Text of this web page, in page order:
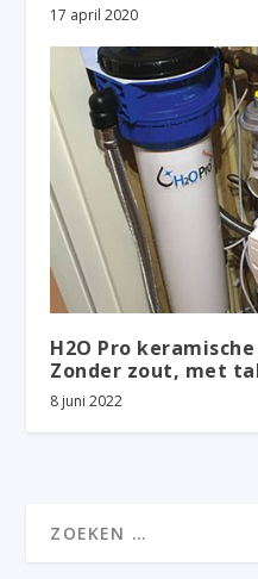
17 april 2020
H2O Pro
Zonder zout, met
8 juni 2022